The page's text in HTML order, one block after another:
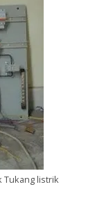
Tukang listrik